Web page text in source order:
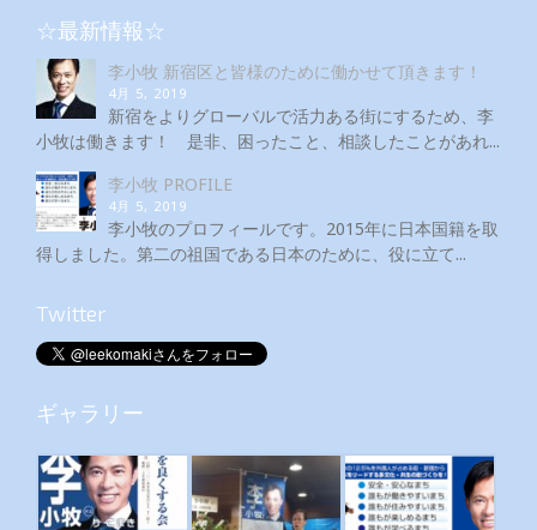
☆最新情報☆
李小牧 新宿区と皆様のために働かせて頂きます！
4月 5, 2019
新宿をよりグローバルで活力ある街にするため、李
小牧は働きます！ 是非、困ったこと、相談したことがあれ...
李小牧 PROFILE
4月 5, 2019
李小牧のプロフィールです。2015年に日本国籍を取
得しました。第二の祖国である日本のために、役に立て...
Twitter
ギャラリー